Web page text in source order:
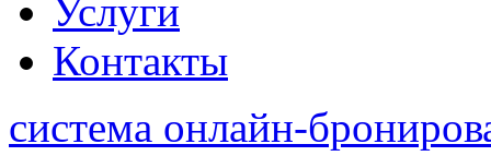
Услуги
Контакты
система онлайн-